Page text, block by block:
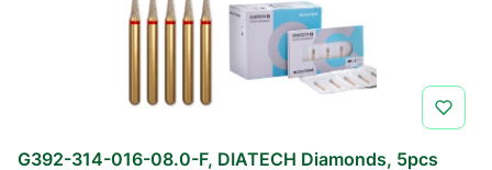
G392-314-016-08.0-F, DIATECH Diamonds, 5pcs